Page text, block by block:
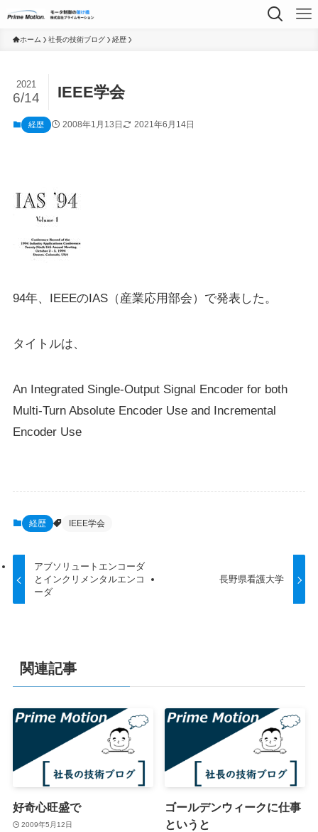
ホーム 社長の技術ブログ 経歴
IEEE学会
2021
6/14
経歴 2008年1月13日 2021年6月14日
94年、IEEEのIAS（産業応用部会）で発表した。
タイトルは、
An Integrated Single-Output Signal Encoder for both
Multi-Turn Absolute Encoder Use and Incremental
Encoder Use
経歴 IEEE学会
アブソリュートエンコーダ
とインクリメンタルエンコ
ーダ
長野県看護大学
関連記事
好奇心旺盛で
2009年5月12日
ゴールデンウィークに仕事
というと